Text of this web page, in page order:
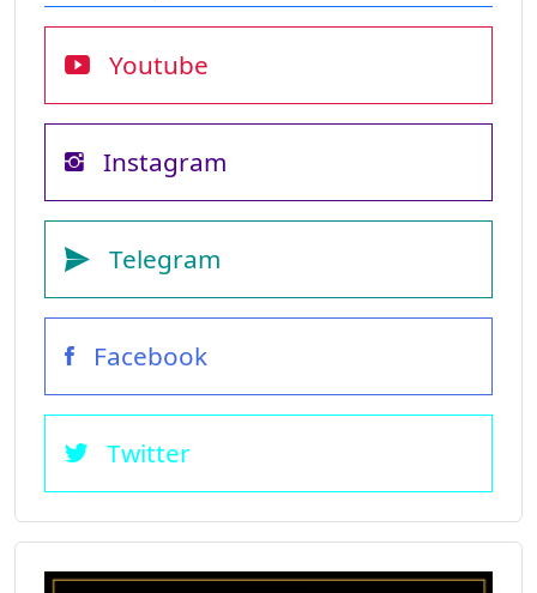
Youtube
Instagram
Telegram
Facebook
Twitter